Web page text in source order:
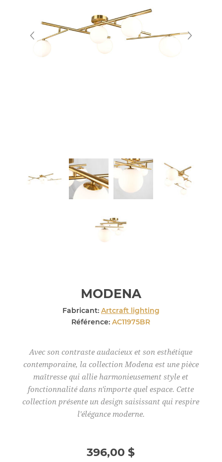
MODENA
Fabricant: Artcraft lighting
Référence: AC11975BR
Avec son contraste audacieux et son esthétique
contemporaine, la collection Modena est une pièce
maîtresse qui allie harmonieusement style et
fonctionnalité dans n'importe quel espace. Cette
collection présente un design saisissant qui respire
l'élégance moderne.
396,00 $